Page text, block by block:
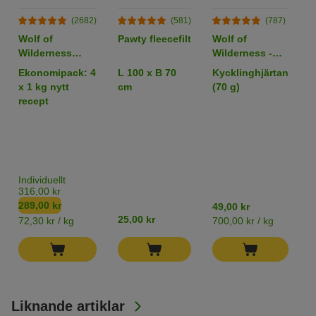
Liknande artiklar
(2682)
Wolf of
Wilderness
Adult "Blue
River" Lax
(Bästsäljare)
Ekonomipack: 4
x 1 kg nytt
recept
Individuellt
316,00 kr
289,00 kr
72,30 kr / kg
(581)
Pawty fleecefilt
L 100 x B 70
cm
25,00 kr
(787)
Wolf of
Wilderness -
RAW Snacks
Kycklinghjärtan
(70 g)
49,00 kr
700,00 kr / kg